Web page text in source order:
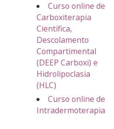
Curso online de
Carboxiterapia
Científica,
Descolamento
Compartimental
(DEEP Carboxi) e
Hidrolipoclasia
(HLC)
Curso online de
Intradermoterapia